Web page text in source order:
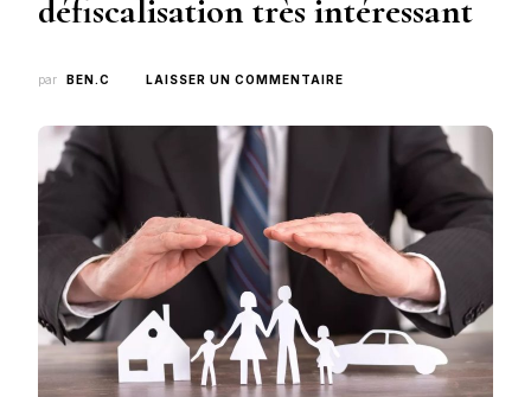
défiscalisation très intéressant
par BEN.C LAISSER UN COMMENTAIRE
DÉFISCALISATION
TRÈS
INTÉRESSANT